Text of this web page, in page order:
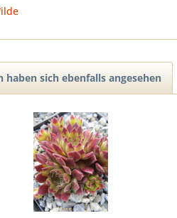
haben sich ebenfalls angesehen